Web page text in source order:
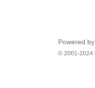
Powered by
© 2001-2024